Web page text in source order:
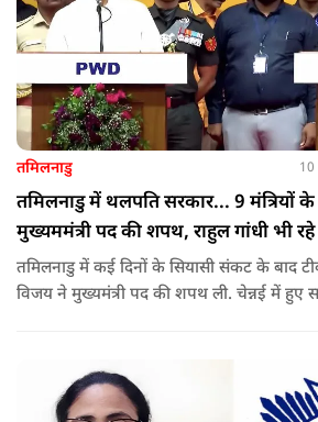
तमिलनाडु 10
तमिलनाडु में थलपति सरकार... 9 मंत्रियों
मुख्यममंत्री पद की शपथ, राहुल गांधी भी
तमिलनाडु में कई दिनों के सियासी संकट के बाद
विजय ने मुख्यमंत्री पद की शपथ ली. चेन्नई में हुए